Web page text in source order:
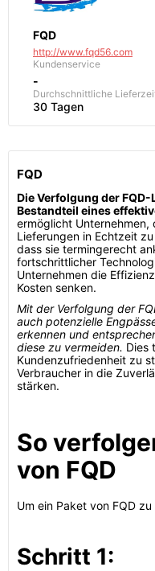
FQD
http://www.fqd56.com
Kundenservice
-
Durchschnittliche
30 Tagen
FQD
Die Verfolgung der
Bestandteil eines
ermöglicht
Lieferungen in Echtzeit
dass sie termingerecht
fortschrittlicher
Unternehmen die
Kosten senken.
Mit der Verfolgung der
auch potenzielle
erkennen und
diese zu vermeiden. Dies
Kundenzufriedenheit zu
Verbraucher in die
stärken.
So
von FQD
Um ein Paket von FQD
Schritt 1: